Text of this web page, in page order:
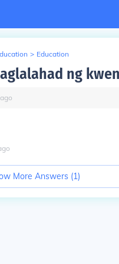
> Education
ng
More Answers (1)